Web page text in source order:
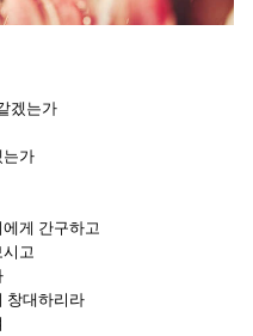
겠는가
는가
게 간구하고
고
창대하리라